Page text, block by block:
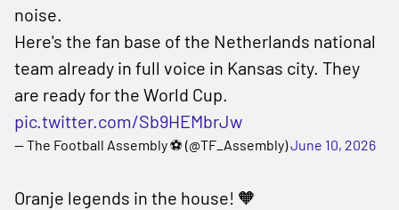
noise.
Here's the fan base of the Netherlands national
team already in full voice in Kansas city. They
are ready for the World Cup.
pic.twitter.com/Sb9HEMbrJw
— The Football Assembly ⚽️ (@TF_Assembly)June 10, 2026
Oranje legends in the house! 🧡